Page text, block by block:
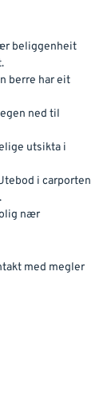
beliggenheit
berre har eit
ned til
utsikta i
i carporten
nær
med megler